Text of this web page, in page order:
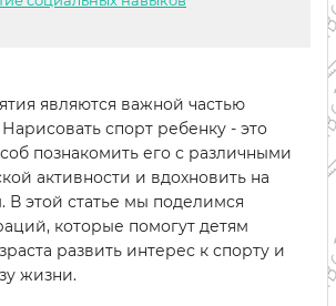
являются важной частью
спорт ребенку - это
познакомить его с различными
активности и вдохновить на
В этой статье мы поделимся
которые помогут детям
развить интерес к спорту и
жизни.